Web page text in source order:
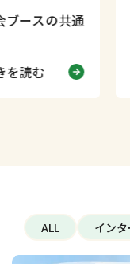
通
合同説
方・配
ALL インタ